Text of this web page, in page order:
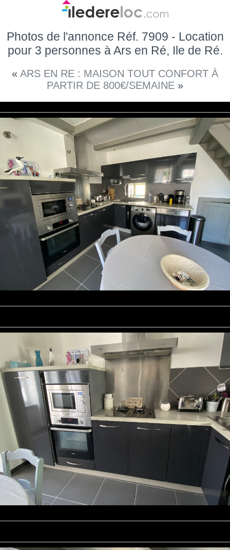
Photos de l'annonce Réf. 7909 - Location
pour 3 personnes à Ars en Ré, Ile de Ré.
« ARS EN RE : MAISON TOUT CONFORT À
PARTIR DE 800€/SEMAINE »